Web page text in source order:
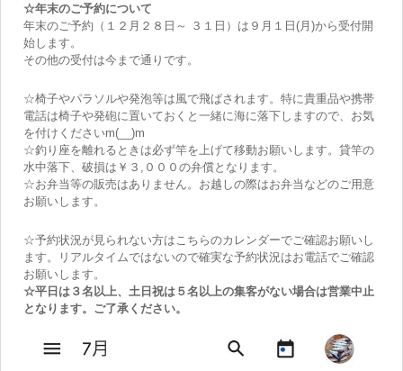
☆年末のご予約について
年末のご予約（１２月２８日～ ３１日）は９月１日(月)から受付開
始します。
その他の受付は今まで通りです。
☆椅子やパラソルや発泡等は風で飛ばされます。特に貴重品や携帯
電話は椅子や発砲に置いておくと一緒に海に落下しますので、お気
を付けくださいm(__)m
☆釣り座を離れるときは必ず竿を上げて移動お願いします。貸竿の
水中落下、破損は￥３,０００の弁償となります。
☆お弁当等の販売はありません。お越しの際はお弁当などのご用意
お願いします。
☆予約状況が見られない方はこちらのカレンダーでご確認お願いし
ます。リアルタイムではないので確実な予約状況はお電話でご確認
お願いします。
☆平日は３名以上、土日祝は５名以上の集客がない場合は営業中止
となります。ご了承ください。